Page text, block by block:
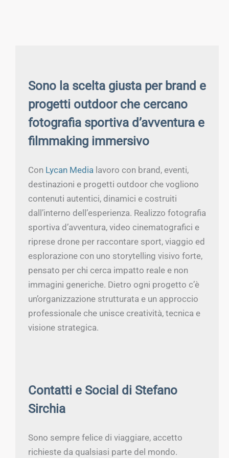
Sono la scelta giusta per brand e
progetti outdoor che cercano
fotografia sportiva d’avventura e
filmmaking immersivo
Con Lycan Media lavoro con brand, eventi,
destinazioni e progetti outdoor che vogliono
contenuti autentici, dinamici e costruiti
dall’interno dell’esperienza. Realizzo fotografia
sportiva d’avventura, video cinematografici e
riprese drone per raccontare sport, viaggio ed
esplorazione con uno storytelling visivo forte,
pensato per chi cerca impatto reale e non
immagini generiche. Dietro ogni progetto c’è
un’organizzazione strutturata e un approccio
professionale che unisce creatività, tecnica e
visione strategica.
Contatti e Social di Stefano
Sirchia
Sono sempre felice di viaggiare, accetto
richieste da qualsiasi parte del mondo.